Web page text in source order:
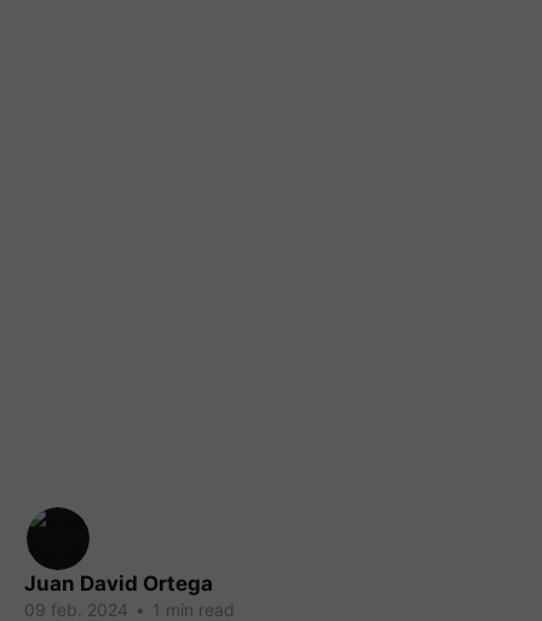
Juan David Ortega
09 feb. 2024 • 1 min read